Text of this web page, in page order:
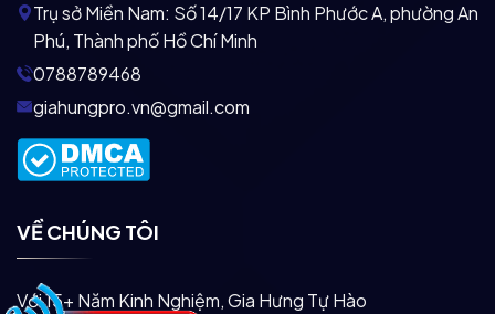
Trụ sở Miền Nam: Số 14/17 KP Bình Phước A, phường An
Phú, Thành phố Hồ Chí Minh
0788789468
giahungpro.vn@gmail.com
VỀ CHÚNG TÔI
Với 15+ Năm Kinh Nghiệm, Gia Hưng Tự Hào